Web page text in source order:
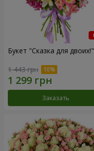
Букет "Сказка для двоих!"
1 443 грн
Заказать